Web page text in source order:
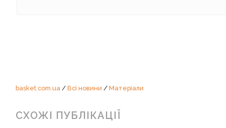
basket.com.ua/ Всі новини / Матеріали
СХОЖІ ПУБЛІКАЦІЇ